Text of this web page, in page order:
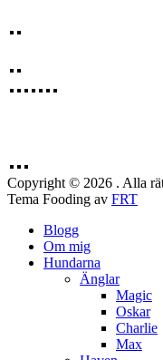
Copyright © 2026 . Alla
Tema Fooding av FRT
Blogg
Om mig
Hundarna
Änglar
Magic
Oskar
Charlie
Max